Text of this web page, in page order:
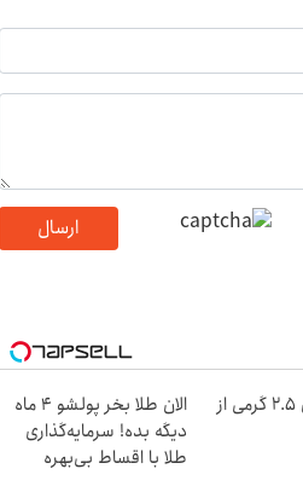
ارسال
خرید شمش 2.5 گرمی از
الان طلا بخر پولشو 4 ماه
دیگه بده! سرمایه‌گذاری
طلا با اقساط بی‌بهره